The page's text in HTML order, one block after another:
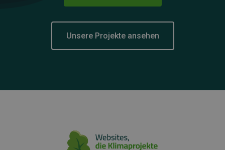
Unsere Projekte ansehen